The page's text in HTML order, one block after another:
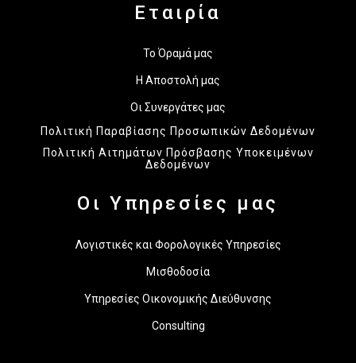
Εταιρία
Το Όραμά μας
Η Αποστολή μας
Οι Συνεργάτες μας
Πολιτική Παραβίασης Προσωπικών Δεδομένων
Πολιτική Αιτημάτων Πρόσβασης Υποκειμένων
Δεδομένων
Οι Υπηρεσίες μας
Λογιστικές και Φορολογικές Υπηρεσίες
Μισθοδοσία
Υπηρεσίες Οικονομικής Διεύθυνσης
Consulting